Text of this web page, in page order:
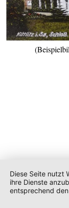
Diese Seite nutzt
ihre Dienste
entsprechend